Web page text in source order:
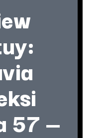
57 —